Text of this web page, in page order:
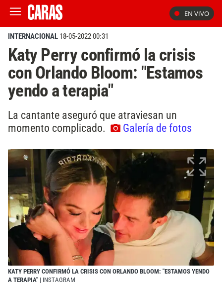
EN VIVO
INTERNACIONAL 18-05-2022 00:31
Katy Perry confirmó la crisis
con Orlando Bloom: "Estamos
yendo a terapia"
La cantante aseguró que atraviesan un
momento complicado.
Galería de fotos
KATY PERRY CONFIRMÓ LA CRISIS CON ORLANDO BLOOM: "ESTAMOS YENDO
A TERAPIA" | INSTAGRAM